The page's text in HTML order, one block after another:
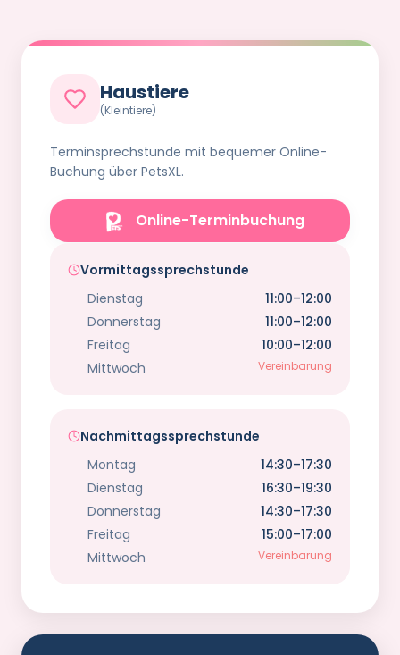
Haustiere
(Kleintiere)
Terminsprechstunde mit bequemer Online-
Buchung über PetsXL.
Online-Terminbuchung
Vormittagssprechstunde
Dienstag
11:00–12:00
Donnerstag
11:00–12:00
Freitag
10:00–12:00
Mittwoch
Vereinbarung
Nachmittagssprechstunde
Montag
14:30–17:30
Dienstag
16:30–19:30
Donnerstag
14:30–17:30
Freitag
15:00–17:00
Mittwoch
Vereinbarung